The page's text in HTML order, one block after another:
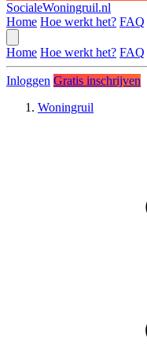
SocialeWoningruil.nl
Home Hoe werkt het? FAQ
Home Hoe werkt het? FAQ
Inloggen Gratis inschrijven
Woningruil